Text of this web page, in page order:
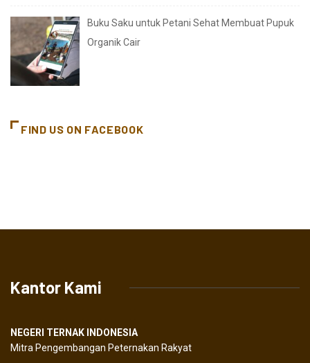
Buku Saku untuk Petani Sehat Membuat Pupuk
Organik Cair
FIND US ON FACEBOOK
Kantor Kami
NEGERI TERNAK INDONESIA
Mitra Pengembangan Peternakan Rakyat